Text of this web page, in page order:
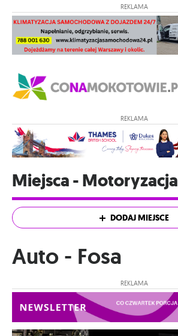
REKLAMA
REKLAMA
Miejsca - Motoryzacja
DODAJ MIEJSCE
Auto - Fosa
REKLAMA